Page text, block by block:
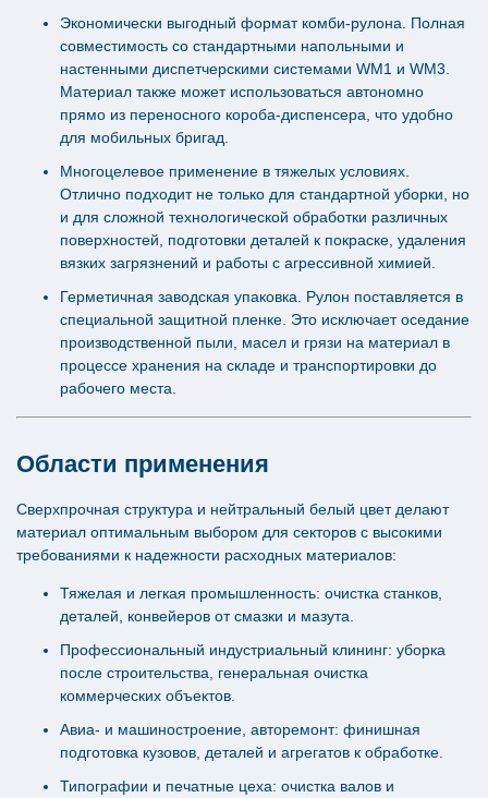
Экономически выгодный формат комби-рулона. Полная
совместимость со стандартными напольными и
настенными диспетчерскими системами WM1 и WM3.
Материал также может использоваться автономно
прямо из переносного короба-диспенсера, что удобно
для мобильных бригад.
Многоцелевое применение в тяжелых условиях.
Отлично подходит не только для стандартной уборки, но
и для сложной технологической обработки различных
поверхностей, подготовки деталей к покраске, удаления
вязких загрязнений и работы с агрессивной химией.
Герметичная заводская упаковка. Рулон поставляется в
специальной защитной пленке. Это исключает оседание
производственной пыли, масел и грязи на материал в
процессе хранения на складе и транспортировки до
рабочего места.
Области применения
Сверхпрочная структура и нейтральный белый цвет делают
материал оптимальным выбором для секторов с высокими
требованиями к надежности расходных материалов:
Тяжелая и легкая промышленность: очистка станков,
деталей, конвейеров от смазки и мазута.
Профессиональный индустриальный клининг: уборка
после строительства, генеральная очистка
коммерческих объектов.
Авиа- и машиностроение, авторемонт: финишная
подготовка кузовов, деталей и агрегатов к обработке.
Типографии и печатные цеха: очистка валов и